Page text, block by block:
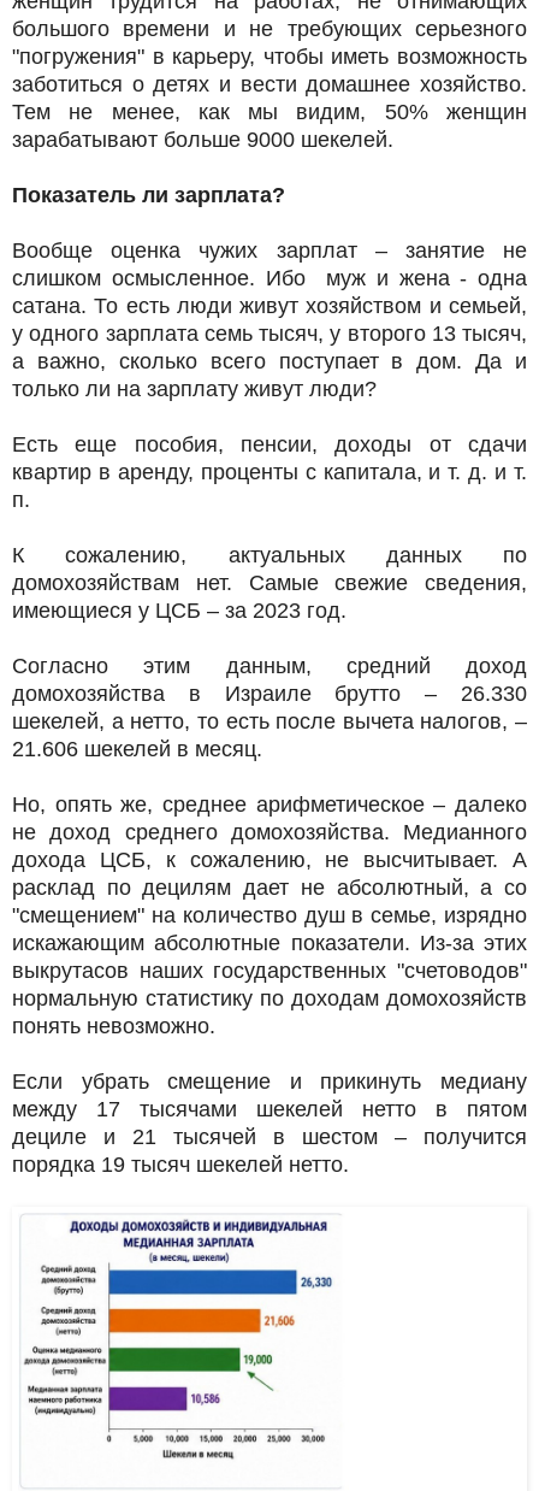
большого времени и не требующих серьезного
"погружения" в карьеру, чтобы иметь возможность
заботиться о детях и вести домашнее хозяйство.
Тем не менее, как мы видим, 50% женщин
зарабатывают больше 9000 шекелей.
Показатель ли зарплата?
Вообще оценка чужих зарплат – занятие не
слишком осмысленное. Ибо муж и жена - одна
сатана. То есть люди живут хозяйством и семьей,
у одного зарплата семь тысяч, у второго 13 тысяч,
а важно, сколько всего поступает в дом. Да и
только ли на зарплату живут люди?
Есть еще пособия, пенсии, доходы от сдачи
квартир в аренду, проценты с капитала, и т. д. и т.
п.
К сожалению, актуальных данных по
домохозяйствам нет. Самые свежие сведения,
имеющиеся у ЦСБ – за 2023 год.
Согласно этим данным, средний доход
домохозяйства в Израиле брутто – 26.330
шекелей, а нетто, то есть после вычета налогов, –
21.606 шекелей в месяц.
Но, опять же, среднее арифметическое – далеко
не доход среднего домохозяйства. Медианного
дохода ЦСБ, к сожалению, не высчитывает. А
расклад по децилям дает не абсолютный, а со
"смещением" на количество душ в семье, изрядно
искажающим абсолютные показатели. Из-за этих
выкрутасов наших государственных "счетоводов"
нормальную статистику по доходам домохозяйств
понять невозможно.
Если убрать смещение и прикинуть медиану
между 17 тысячами шекелей нетто в пятом
дециле и 21 тысячей в шестом – получится
порядка 19 тысяч шекелей нетто.